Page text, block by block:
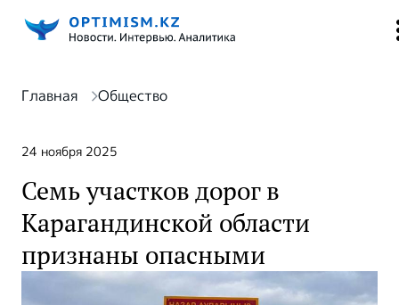
Главная Общество
24 ноября 2025
Семь участков дорог в
Карагандинской области
признаны опасными